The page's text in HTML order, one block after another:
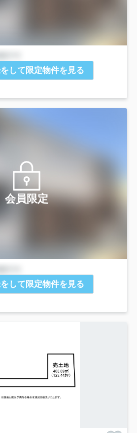
して限定物件を見る
会員限定
して限定物件を見る